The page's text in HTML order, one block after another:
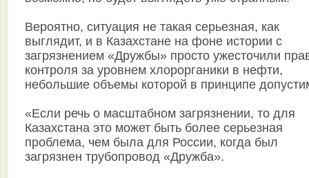
Вероятно, ситуация не такая серьезная, как
выглядит, и в Казахстане на фоне истории с
загрязнением «Дружбы» просто ужесточили
контроля за уровнем хлорорганики в нефти,
небольшие объемы которой в принципе
«Если речь о масштабном загрязнении, то для
Казахстана это может быть более серьезная
проблема, чем была для России, когда был
загрязнен трубопровод «Дружба».